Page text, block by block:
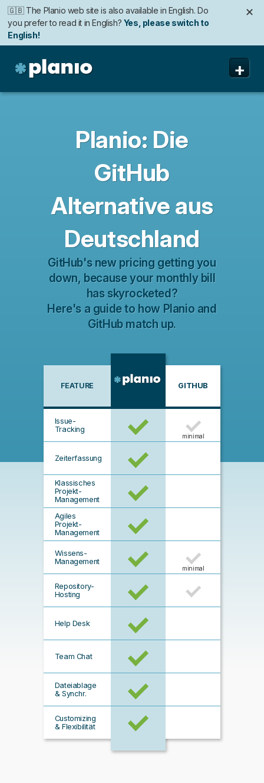
🇬🇧 The Planio web site is also available in English. Do
you prefer to read it in English? Yes, please switch to
English!
✕
Möchten Sie lieber auf Deutsch weiterlesen?
Deutsch wechseln!
✕
+
Preise & AnmeldungPlanio: Die
GitHub
Alternative aus
Deutschland
GitHub's new pricing getting you
down, because your monthly bill
has skyrocketed?
Here's a guide to how Planio and
GitHub match up.
FEATURE GITHUB
Issue-
Tracking
minimal
Zeiterfassung
Klassisches
Projekt-
Management
Agiles
Projekt-
Management
Wissens-
Management
minimal
Repository-
Hosting
Help Desk
Team Chat
Dateiablage
& Synchr.
Customizing
& Flexibilität